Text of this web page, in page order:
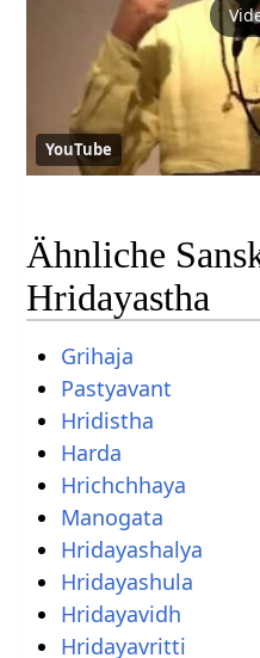
YouTube
Ähnliche
Hridayastha
Grihaja
Pastyavant
Hridistha
Harda
Hrichchhaya
Manogata
Hridayashalya
Hridayashula
Hridayavidh
Hridayavritti